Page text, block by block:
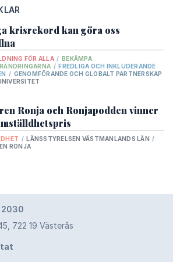
och välbefinnande
för alla
arbetsvillkor och ekonomisk
innovationer och
krisrekord kan göra oss
FÖR ALLA / BEKÄMPA
/ FREDLIGA OCH INKLUDERANDE
/ GENOMFÖRANDE OCH GLOBALT PARTNERSKAP
Ronja och Ronjapodden vinner
/ LÄNSSTYRELSEN VÄSTMANLANDS LÄN /
RONJA
2030
722 19 Västerås